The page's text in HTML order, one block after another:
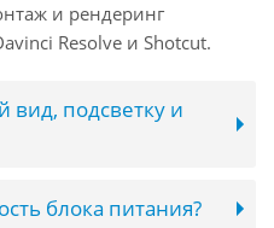
и рендеринг
Resolve и Shotcut.
вид, подсветку и
блока питания?